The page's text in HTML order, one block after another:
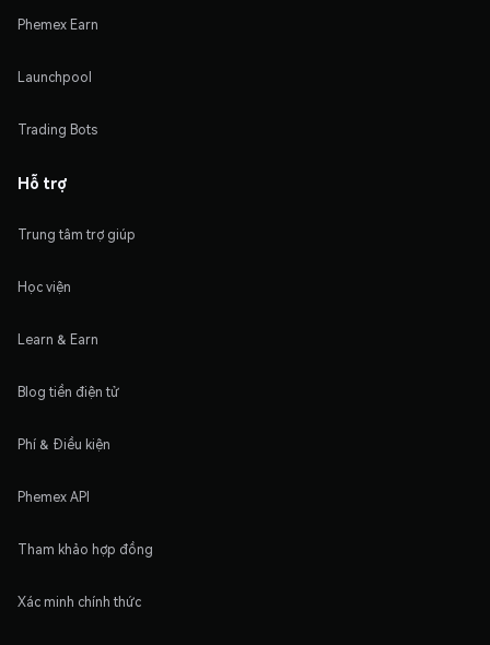
Phemex Earn
Launchpool
Trading Bots
Hỗ trợ
Trung tâm trợ giúp
Học viện
Learn & Earn
Blog tiền điện tử
Phí & Điều kiện
Phemex API
Tham khảo hợp đồng
Xác minh chính thức